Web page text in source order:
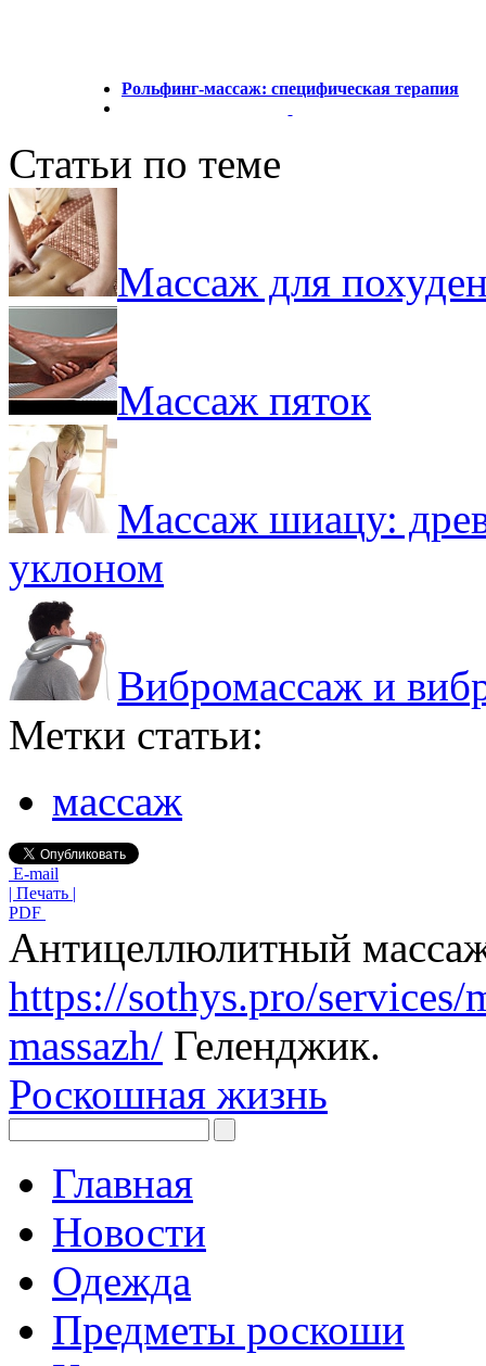
Рольфинг-массаж: специфическая терапия
Статьи по теме
Массаж для
Массаж пяток
Массаж шиацу:
уклоном
Вибромассаж и
Метки статьи:
массаж
E-mail
| Печать |
PDF
Антицеллюлитный
https://sothys.pro/
massazh/ Геленджик.
Роскошная жизнь
Главная
Новости
Одежда
Предметы роскоши